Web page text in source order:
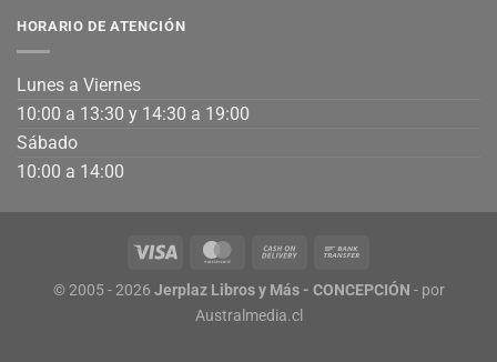
HORARIO DE ATENCIÓN
Lunes a Viernes
10:00 a 13:30 y 14:30 a 19:00
Sábado
10:00 a 14:00
© 2005 - 2026 Jerplaz Libros y Más - CONCEPCIÓN - por
Australmedia.cl